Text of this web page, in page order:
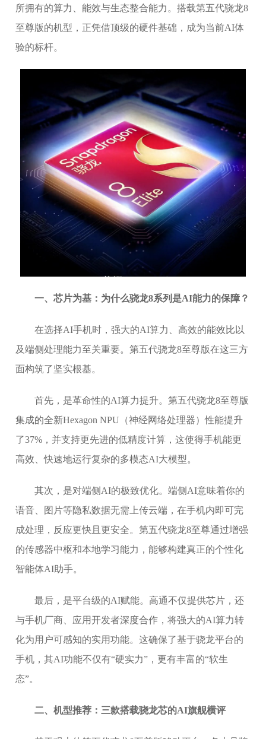
所拥有的算力、能效与生态整合能力。搭载第五代骁龙8
至尊版的机型，正凭借顶级的硬件基础，成为当前AI体
验的标杆。
一、芯片为基：为什么骁龙8系列是AI能力的保障？
在选择AI手机时，强大的AI算力、高效的能效比以
及端侧处理能力至关重要。第五代骁龙8至尊版在这三方
面构筑了坚实根基。
首先，是革命性的AI算力提升。第五代骁龙8至尊版
集成的全新Hexagon NPU（神经网络处理器）性能提升
了37%，并支持更先进的低精度计算，这使得手机能更
高效、快速地运行复杂的多模态AI大模型。
其次，是对端侧AI的极致优化。端侧AI意味着你的
语音、图片等隐私数据无需上传云端，在手机内即可完
成处理，反应更快且更安全。第五代骁龙8至尊通过增强
的传感器中枢和本地学习能力，能够构建真正的个性化
智能体AI助手。
最后，是平台级的AI赋能。高通不仅提供芯片，还
与手机厂商、应用开发者深度合作，将强大的AI算力转
化为用户可感知的实用功能。这确保了基于骁龙平台的
手机，其AI功能不仅有“硬实力”，更有丰富的“软生
态”。
二、机型推荐：三款搭载骁龙芯的AI旗舰横评